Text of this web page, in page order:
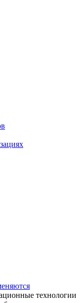
технологии